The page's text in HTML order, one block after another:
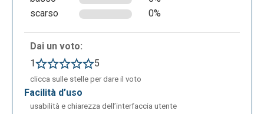
scarso
0%
Dai un voto:
1
5
clicca sulle stelle per dare il voto
facilità d’uso
usabilità e chiarezza dell’interfaccia utente